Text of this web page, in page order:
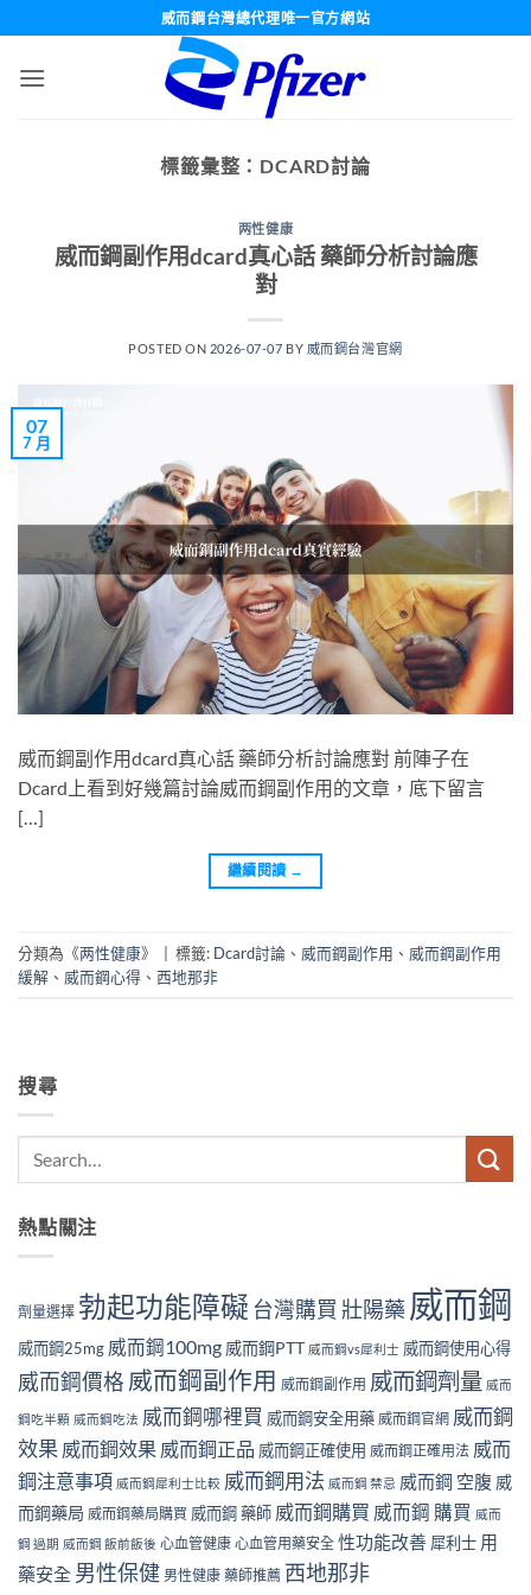
威而鋼台灣總代理唯一官方網站
標籤彙整： DCARD討論
两性健康
威而鋼副作用dcard真心話 藥師分析討論應
對
POSTED ON 2026-07-07 BY 威而鋼台灣官網
07
7 月
威而鋼副作用dcard真心話 藥師分析討論應對 前陣子在
Dcard上看到好幾篇討論威而鋼副作用的文章，底下留言
[…]
繼續閱讀 →
分類為《两性健康》 標籤: Dcard討論 、 威而鋼副作用 、 威而鋼副作用
緩解 、 威而鋼心得 、 西地那非
搜尋
熱點關注
劑量選擇 勃起功能障礙 台灣購買 壯陽藥 威而鋼
威而鋼25mg 威而鋼100mg 威而鋼PTT 威而鋼vs犀利士 威而鋼使用心得
威而鋼價格 威而鋼副作用 威而鋼副作用 威而鋼劑量 威而
鋼吃半顆 威而鋼吃法 威而鋼哪裡買 威而鋼安全用藥 威而鋼官網 威而鋼
效果 威而鋼效果 威而鋼正品 威而鋼正確使用 威而鋼正確用法 威而
鋼注意事項 威而鋼犀利士比較 威而鋼用法 威而鋼 禁忌 威而鋼 空腹 威
而鋼藥局 威而鋼藥局購買 威而鋼 藥師 威而鋼購買 威而鋼 購買 威而
鋼 過期 威而鋼 飯前飯後 心血管健康 心血管用藥安全 性功能改善 犀利士 用
藥安全 男性保健 男性健康 藥師推薦 西地那非